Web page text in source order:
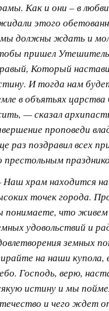
Как и они – в
этого
должны ждать и
пришел
Который
И тогда нам
в объятьях царства
— сказал
проповеди
раз поздравил всех
престольным
храм находится
точек города.
понимаете, что
удовольствий и
земных
на наши купола,
Господь, верю,
истину и мы
и чего ждет